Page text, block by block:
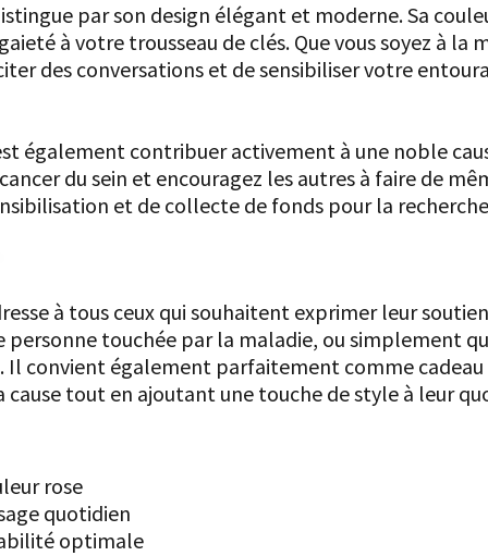
par son design élégant et moderne. Sa
à votre trousseau de clés. Que vous soyez à
des conversations et de sensibiliser votre
également contribuer activement à une noble
du sein et encouragez les autres à faire de
et de collecte de fonds pour la
à tous ceux qui souhaitent exprimer leur
touchée par la maladie, ou simplement
Il convient également parfaitement comme
tout en ajoutant une touche de style à leur
rose
quotidien
optimale